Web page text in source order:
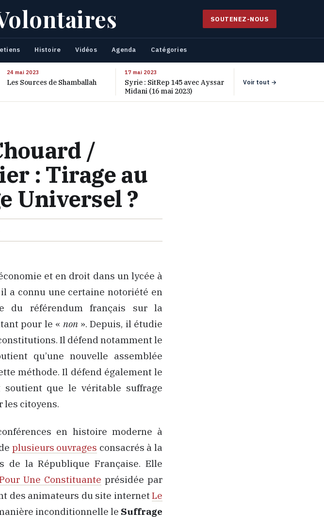
SOUTENEZ-NOUS
Histoire Vidéos Agenda Catégories
24 mai 2023
Les Sources de Shamballah
17 mai 2023
Syrie : SitRep 145 avec Ayssar
Midani (16 mai 2023)
Voir tout →
/
: Tirage au
Universel ?
et en droit dans un lycée à
il a connu une certaine notoriété en
du référendum français sur la
pour le « non». Depuis, il étudie
Il défend notamment le
qu’une nouvelle assemblée
méthode. Il défend également le
que le véritable suffrage
les citoyens.
en histoire moderne à
plusieurs ouvrages consacrés à la
de la République Française. Elle
Une Constituante présidée par
des animateurs du site internetLe
inconditionnelle le Suffrage